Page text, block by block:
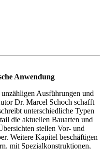
Anwendung
Ausführungen und
Dr. Marcel Schoch schafft
unterschiedliche Typen
die aktuellen Bauarten und
stellen Vor- und
Weitere Kapitel beschäftigen
mit Spezialkonstruktionen,